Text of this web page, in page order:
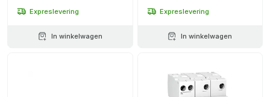
Expreslevering
In winkelwagen
Expreslevering
In winkelwagen